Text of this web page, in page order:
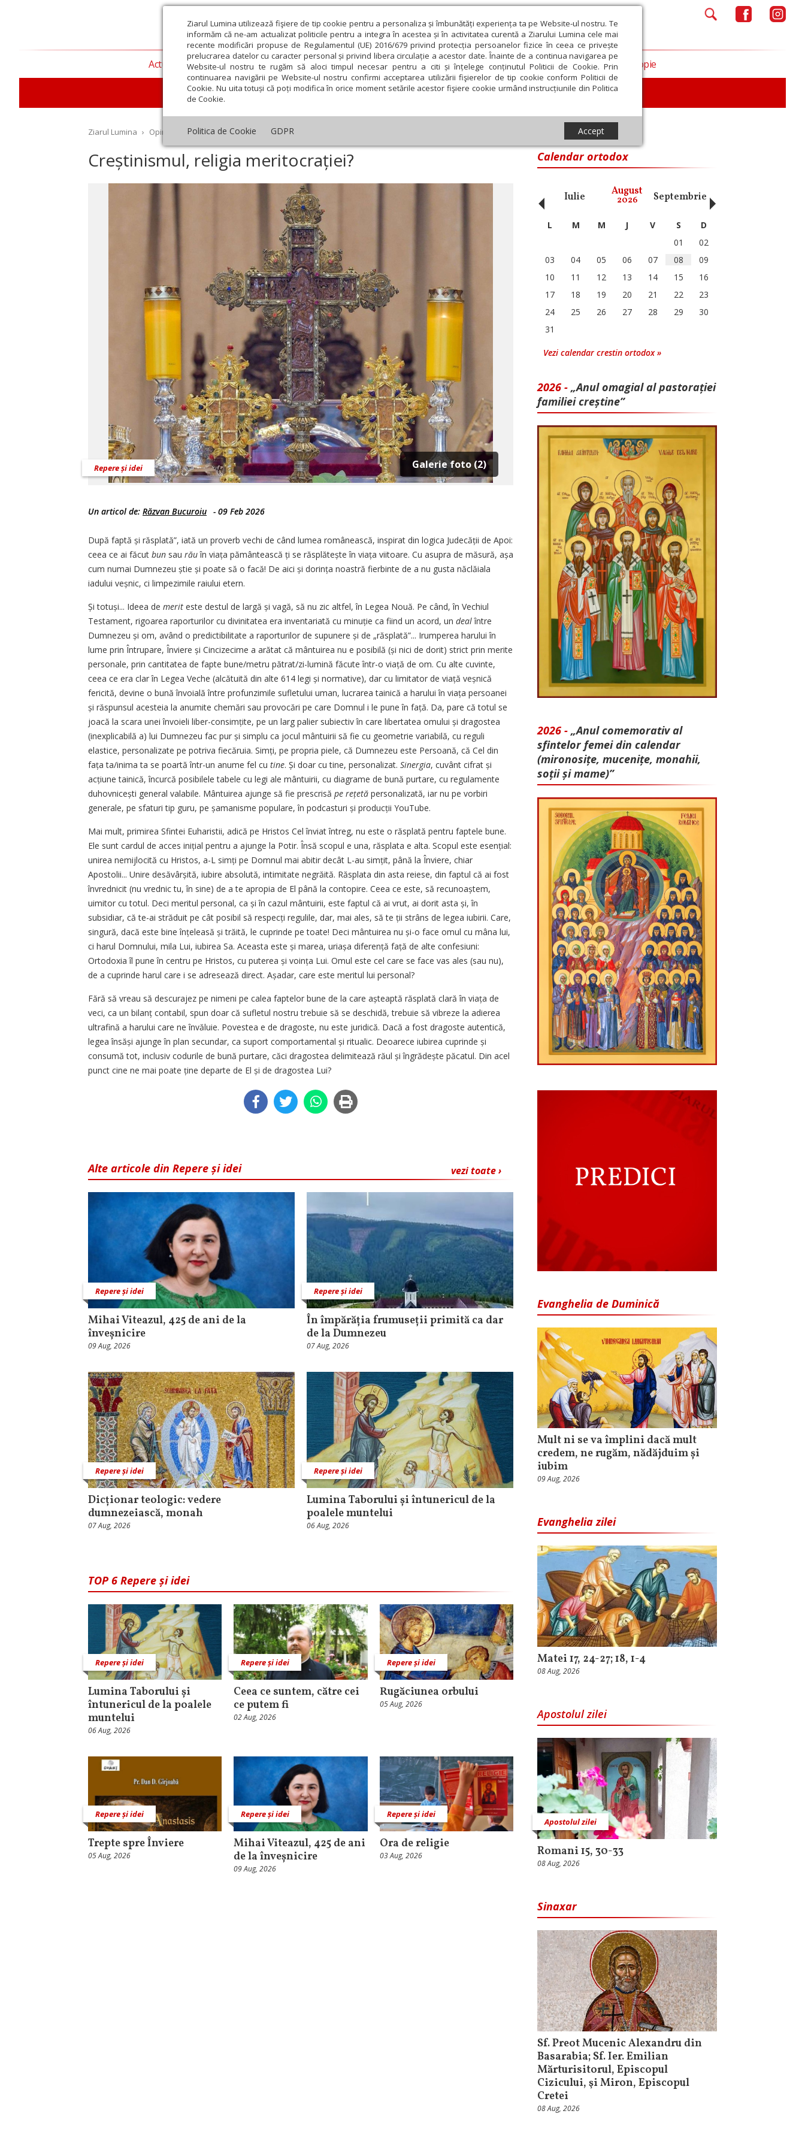
Ziarul Lumina utilizează fişiere de tip cookie pentru a personaliza și îmbunătăți experiența ta pe Website-ul nostru. Te
informăm că ne-am actualizat politicile pentru a integra în acestea și în activitatea curentă a Ziarului Lumina cele mai
recente modificări propuse de Regulamentul (UE) 2016/679 privind protecția persoanelor fizice în ceea ce privește
prelucrarea datelor cu caracter personal și privind libera circulație a acestor date. Înainte de a continua navigarea pe
Website-ul nostru te rugăm să aloci timpul necesar pentru a citi și înțelege conținutul Politicii de Cookie. Prin
continuarea navigării pe Website-ul nostru confirmi acceptarea utilizării fişierelor de tip cookie conform Politicii de
Cookie. Nu uita totuși că poți modifica în orice moment setările acestor fişiere cookie urmând instrucțiunile din Politica
de Cookie.
Politica de Cookie GDPR Accept
Actualitate religioasă Teologie și spiritualitate Educaţie și Cultură Societate Opinii
Editorial Repere și idei Pilda zilei
Filantropie
Ziarul Lumina › Opinii Repere și idei › Creștinismul, religia meritocrației?
Creștinismul, religia meritocrației?
Galerie foto (2)
Repere și idei
Un articol de: Răzvan Bucuroiu - 09 Feb 2026
După faptă și răsplată”, iată un proverb vechi de când lumea românească, inspirat din logica Judecății de Apoi:
ceea ce ai făcut bun sau răuîn viața pământească ți se răsplă­tește în viața viitoare. Cu asupra de măsură, așa
cum numai Dumnezeu știe și poate să o facă! De aici și dorința noastră fierbinte de a nu gusta năclăiala
iadului veșnic, ci limpezimile raiului etern.
Și totuși... Ideea de merit este destul de largă și vagă, să nu zic altfel, în Legea Nouă. Pe când, în Vechiul
Testament, rigoarea raporturilor cu divinitatea era inventariată cu minuție ca fiind un acord, un dealîntre
Dumnezeu și om, având o predictibilitate a raporturilor de supunere și de „răsplată”... Irumperea harului în
lume prin Întrupare, Înviere și Cinci­zecime a arătat că mântuirea nu e posibilă (și nici de dorit) strict prin merite
personale, prin cantitatea de fapte bune/metru pă­trat/zi-lumină făcute într-o viață de om. Cu alte cuvinte,
ceea ce era clar în Legea Veche (alcătuită din alte 614 legi și normative), dar cu limitator de viață veșnică
fericită, devine o bună învoială între profunzimile sufletului uman, lucrarea tainică a harului în viața persoanei
și răspunsul acesteia la anumite chemări sau provocări pe care Domnul i le pune în față. Da, pare că totul se
joacă la scara unei învoieli liber-consimțite, pe un larg palier subiectiv în care libertatea omului și dragostea
(inexplicabilă a) lui Dumnezeu fac pur și simplu ca jocul mântuirii să fie cu geometrie variabilă, cu reguli
elastice, personalizate pe potriva fiecăruia. Simți, pe propria piele, că Dumnezeu este Persoană, că Cel din
fața ta/inima ta se poartă într-un anume fel cu tine. Și doar cu tine, personalizat. Sinergia, cuvânt cifrat și
acțiune tainică, încurcă posibilele tabele cu legi ale mântuirii, cu diagrame de bună purtare, cu regulamente
duhovnicești general valabile. Mântuirea ajunge să fie prescrisă pe rețetă personalizată, iar nu pe vorbiri
generale, pe ­sfaturi tip guru, pe șamanisme ­populare, în podcasturi și producții YouTube.
Mai mult, primirea Sfintei Euharistii, adică pe Hristos Cel înviat întreg, nu este o răsplată pentru faptele bune.
Ele sunt cardul de acces inițial pentru a ajunge la Potir. Însă scopul e una, răsplata e alta. Scopul este esențial:
unirea nemijlocită cu Hristos, a-L simți pe Domnul mai abitir decât L-au simțit, până la Înviere, chiar
Apostolii... Unire desăvârșită, iubire absolută, intimitate negrăită. Răsplata din asta reiese, din faptul că ai fost
învrednicit (nu vrednic tu, în sine) de a te apropia de El până la contopire. Ceea ce este, să recunoaștem,
uimitor cu totul. Deci meritul personal, ca și în cazul mântuirii, este faptul că ai vrut, ai dorit asta și, în
subsidiar, că te-ai străduit pe cât posibil să respecți regulile, dar, mai ales, să te ții strâns de legea iubirii. Care,
singură, dacă este bine înțeleasă și trăită, le cuprinde pe toate! Deci mântuirea nu și-o face omul cu mâna lui,
ci harul Domnului, mila Lui, iubirea Sa. Aceasta este și marea, uriașa diferență față de alte confesiuni:
Ortodoxia îl pune în centru pe Hristos, cu puterea și voința Lui. Omul este cel care se face vas ales (sau nu),
de a cuprinde harul care i se adresează direct. Așadar, care este meritul lui personal?
Fără să vreau să descurajez pe nimeni pe calea faptelor bune de la care așteaptă răsplată clară în viața de
veci, ca un bilanț contabil, spun doar că sufletul nostru trebuie să se deschidă, trebuie să vibreze la adierea
ultrafină a harului care ne învăluie. Povestea e de dragoste, nu este juridică. Dacă a fost dragoste autentică,
legea însăși ajunge în plan secundar, ca suport comportamental și ritualic. Deoarece iubirea cuprinde și
consumă tot, inclusiv codurile de bună purtare, căci dragostea delimitează răul și îngrădește păcatul. Din acel
punct cine ne mai poate ține departe de El și de dragostea Lui?
vezi toate ›
Alte articole din Repere și idei
Repere și idei
Mihai Viteazul, 425 de ani de la
înveșnicire
09 Aug, 2026
Repere și idei
În împărăția frumuseții primită ca dar
de la Dumnezeu
07 Aug, 2026
Repere și idei
Dicționar teologic: vedere
dumnezeiască, monah
07 Aug, 2026
Repere și idei
Lumina Taborului și întunericul de la
poalele muntelui
06 Aug, 2026
TOP 6 Repere și idei
Repere și idei
Lumina Taborului și
întunericul de la poalele
muntelui
06 Aug, 2026
Repere și idei
Ceea ce suntem, către cei
ce putem fi
02 Aug, 2026
Repere și idei
Rugăciunea orbului
05 Aug, 2026
Repere și idei
Trepte spre Înviere
05 Aug, 2026
Repere și idei
Mihai Viteazul, 425 de ani
de la înveșnicire
09 Aug, 2026
Repere și idei
Ora de religie
03 Aug, 2026
Calendar ortodox
Februarie Iulie August
2026 Septembrie Octombrie
‹ L M M J V S
D
01
02
03
04 05 06 07 08
09
10
11 12 13 14 15
16
17
18 19 20 21 22
23
24
25 26 27 28 29
30
31
Vezi calendar crestin ortodox »
2026 - „Anul omagial al pastorației
familiei creștine”
2026 - „Anul comemorativ al
sfintelor femei din calendar
(mironosițe, mu­cenițe, monahii,
soții și mame)”
Evanghelia de Duminică
Mult ni se va împlini dacă mult
credem, ne rugăm, nădăjduim și
iubim
09 Aug, 2026
Evanghelia zilei
Matei 17, 24-27; 18, 1-4
08 Aug, 2026
Apostolul zilei
Apostolul zilei
Romani 15, 30-33
08 Aug, 2026
Sinaxar
Sf. Preot Mucenic Alexandru din
Basarabia; Sf. Ier. Emilian
Mărturisitorul, Episcopul
Cizicului, şi Miron, Episcopul
Cretei
08 Aug, 2026